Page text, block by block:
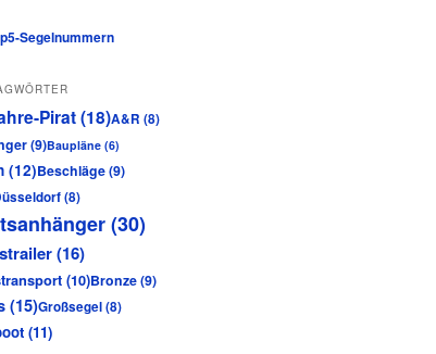
Pirat(18)A&R (8)
(9)Baupläne (6)
(12)Beschläge(9)
(8)
(30)
(16)
(10)Bronze(9)
(15)Großsegel(8)
(11)